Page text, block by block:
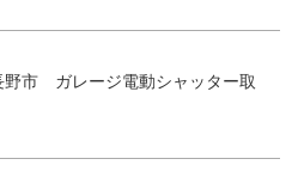
野市 ガレージ電動シャッター取